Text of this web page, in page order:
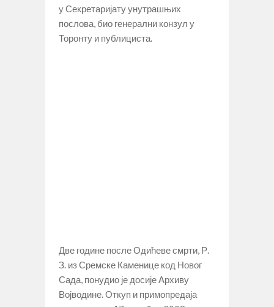
у Секретаријату унутрашњих
послова, био генерални конзул у
Торонту и публициста.
Две године после Одићеве смрти, Р.
З. из Сремске Каменице код Новог
Сада, понудио је досије Архиву
Војводине. Откуп и примопредаја